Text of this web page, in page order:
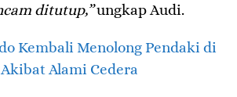
ditutup,”ungkap Audi.
Kembali Menolong Pendaki di
Alami Cedera